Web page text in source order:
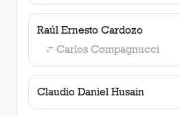
Raúl Ernesto Cardozo
Carlos Compagnucci
Claudio Daniel Husain